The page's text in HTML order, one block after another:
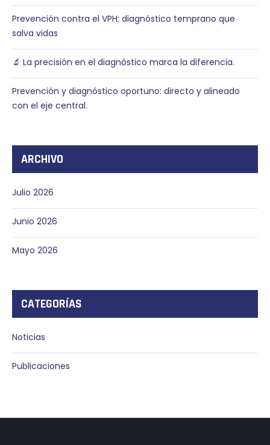
Prevención contra el VPH: diagnóstico temprano que
salva vidas
🔬 La precisión en el diagnóstico marca la diferencia.
Prevención y diagnóstico oportuno: directo y alineado
con el eje central.
ARCHIVO
Julio 2026
Junio 2026
Mayo 2026
CATEGORÍAS
Noticias
Publicaciones